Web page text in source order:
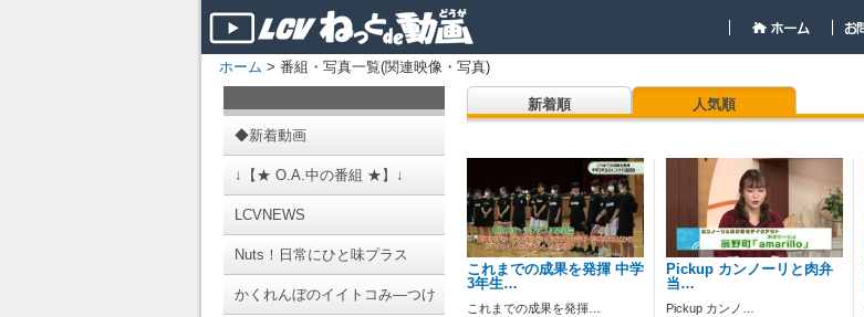
ホーム > 番組・写真一覧(関連映像・写真)
◆新着動画
↓【★ O.A.中の番組 ★】↓
LCVNEWS
Nuts！日常にひと味プラス
かくれんぼのイイトコみ―つけ
新着順 人気順
これまでの成果を発揮 中学
3年生…
これまでの成果を発揮…
Pickup カンノーリと肉弁
当…
Pickup カンノ…